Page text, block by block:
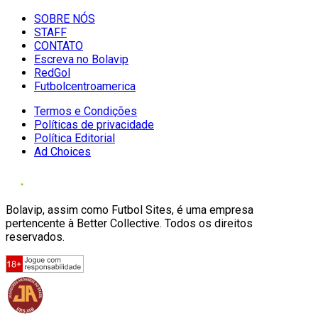
SOBRE NÓS
STAFF
CONTATO
Escreva no Bolavip
RedGol
Futbolcentroamerica
Termos e Condições
Políticas de privacidade
Política Editorial
Ad Choices
Bolavip, assim como Futbol Sites, é uma empresa
pertencente à Better Collective. Todos os direitos
reservados.